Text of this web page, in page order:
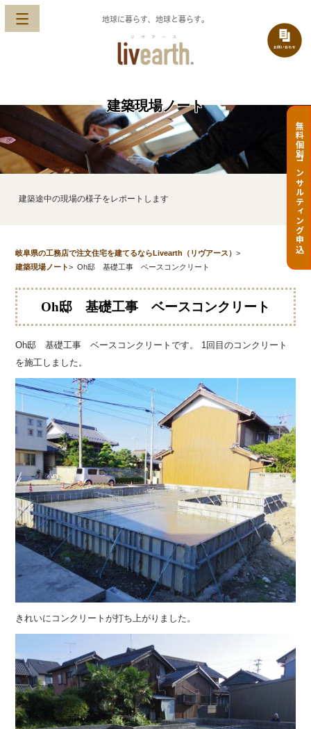
地球に暮らす、地球と暮らす。
無料個別コンサルティング申込
建築現場ノート
建築途中の現場の様子をレポートします
岐阜県の工務店で注文住宅を建てるならLivearth（リヴアース）>
建築現場ノート> Oh邸 基礎工事 ベースコンクリート
Oh邸 基礎工事 ベースコンクリート
Oh邸 基礎工事 ベースコンクリートです。 1回目のコンクリート
を施工しました。
きれいにコンクリートが打ち上がりました。